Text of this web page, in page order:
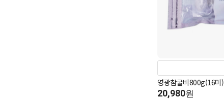
영광참굴비800g(16미)
20,980원